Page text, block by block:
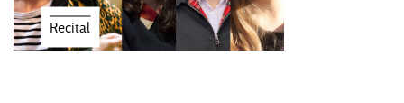
Recital